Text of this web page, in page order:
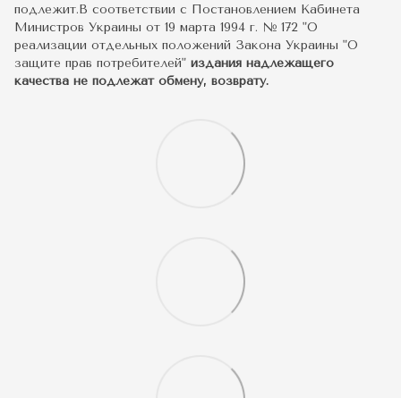
подлежит.В соответствии с Постановлением Кабинета
Министров Украины от 19 марта 1994 г. № 172 "О
реализации отдельных положений Закона Украины "О
защите прав потребителей" издания надлежащего
качества не подлежат обмену, возврату.